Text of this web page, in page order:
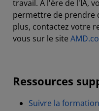
travail. À l'ère de l'IA,
permettre de prendre
plus, contactez votre
vous sur le site
Ressources
Suivre la